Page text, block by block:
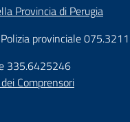
Provincia di Perugia
provinciale
335.6425246
Comprensori